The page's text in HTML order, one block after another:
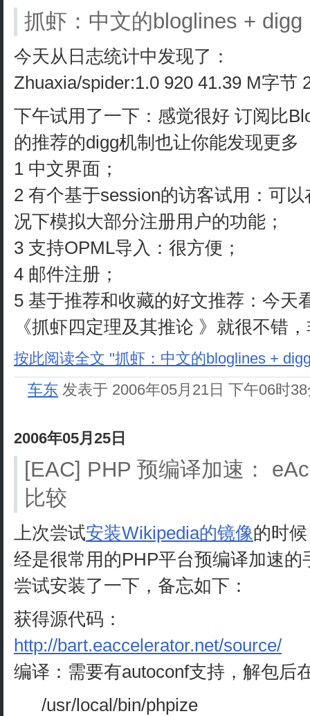
抓虾：中文的bloglines + digg
今天从日志统计中发现了：
Zhuaxia/spider:1.0 920 41.39 M字节
下午试用了一下：感觉很好 订阅比
的推荐的digg机制也让你能发现更多
1 中文界面；
2 有个基于session的访客试用：可
况下模拟大部分注册用户的功能；
3 支持OPML导入：很方便；
4 邮件注册；
5 基于推荐和收藏的好文推荐：今天
《抓虾四定理及其推论 》就很不错
按此阅读全文 "抓虾：中文的bloglines +
车东 发表于 2006年05月21日 下午06时
2006年05月25日
[EAC] PHP 预编译加速：
比较
上次尝试安装Wikipedia的镜像的时
经是很常用的PHP平台预编译加速
尝试安装了一下，备忘如下：
获得源代码：
http://bart.eaccelerator.net/source/
编译：需要有autoconf支持，解包后
/usr/local/bin/phpize